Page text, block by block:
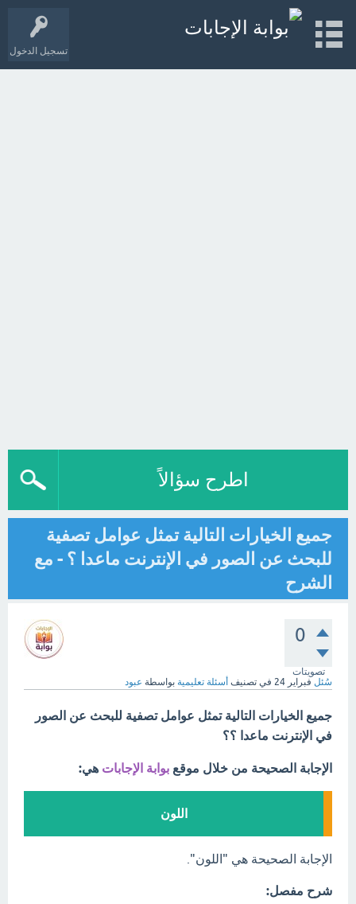
تسجيل الدخول
اطرح سؤالاً
جميع الخيارات التالية تمثل عوامل تصفية
للبحث عن الصور في الإنترنت ماعدا ؟ - مع
الشرح
0
تصويتات
سُئل فبراير 24 في تصنيف أسئلة تعليمية بواسطة عبود
جميع الخيارات التالية تمثل عوامل تصفية للبحث عن الصور
في الإنترنت ماعدا ؟؟
الإجابة الصحيحة من خلال موقع بوابة الإجابات هي:
اللون
الإجابة الصحيحة هي "اللون".
شرح مفصل: